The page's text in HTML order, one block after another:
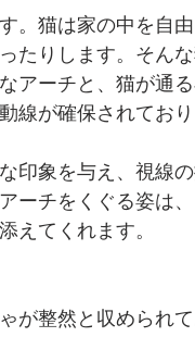
。猫は家の中を自
たりします。そん
アーチと、猫が通
線が確保されており
印象を与え、視線の
ーチをくぐる姿は
えてくれます。
が整然と収められて